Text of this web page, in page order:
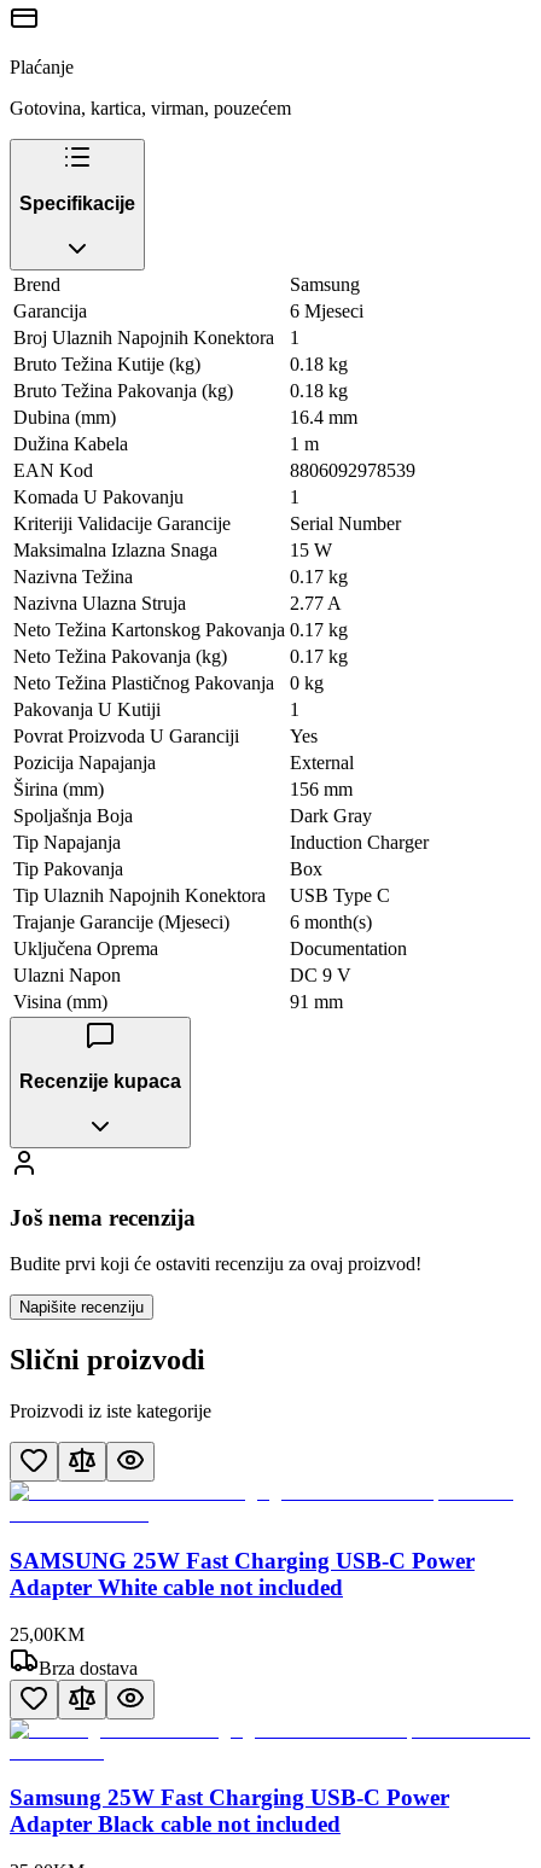
Plaćanje
Gotovina, kartica, virman, pouzećem
Specifikacije
Brend
Samsung
Garancija
6 Mjeseci
Broj Ulaznih Napojnih Konektora
1
Bruto Težina Kutije (kg)
0.18 kg
Bruto Težina Pakovanja (kg)
0.18 kg
Dubina (mm)
16.4 mm
Dužina Kabela
1 m
EAN Kod
8806092978539
Komada U Pakovanju
1
Kriteriji Validacije Garancije
Serial Number
Maksimalna Izlazna Snaga
15 W
Nazivna Težina
0.17 kg
Nazivna Ulazna Struja
2.77 A
Neto Težina Kartonskog Pakovanja 0.17 kg
Neto Težina Pakovanja (kg)
0.17 kg
Neto Težina Plastičnog Pakovanja
0 kg
Pakovanja U Kutiji
1
Povrat Proizvoda U Garanciji
Yes
Pozicija Napajanja
External
Širina (mm)
156 mm
Spoljašnja Boja
Dark Gray
Tip Napajanja
Induction Charger
Tip Pakovanja
Box
Tip Ulaznih Napojnih Konektora
USB Type C
Trajanje Garancije (Mjeseci)
6 month(s)
Uključena Oprema
Documentation
Ulazni Napon
DC 9 V
Visina (mm)
91 mm
Recenzije kupaca
Još nema recenzija
Budite prvi koji će ostaviti recenziju za ovaj proizvod!
Napišite recenziju
Slični proizvodi
Proizvodi iz iste kategorije
SAMSUNG 25W Fast Charging USB-C Power
Adapter White cable not included
25,00KM
Brza dostava
Samsung 25W Fast Charging USB-C Power
Adapter Black cable not included